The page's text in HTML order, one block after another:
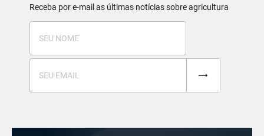
Receba por e-mail as últimas notícias sobre agricultura